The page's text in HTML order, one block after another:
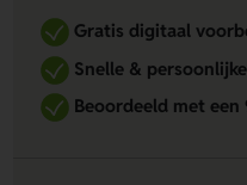
Gratis digitaal
Snelle &
Beoordeeld met een